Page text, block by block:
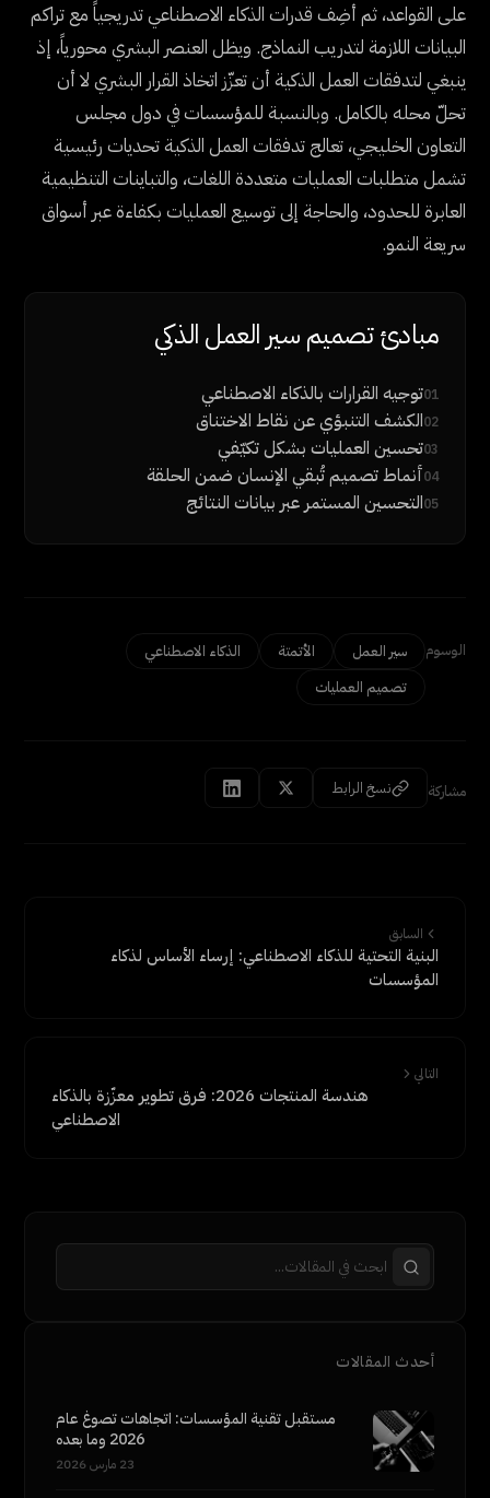
على القواعد، ثم أضِف قدرات الذكاء الاصطناعي تدريجياً مع تراكم
البيانات اللازمة لتدريب النماذج. ويظل العنصر البشري محورياً، إذ
ينبغي لتدفقات العمل الذكية أن تعزّز اتخاذ القرار البشري لا أن
تحلّ محله بالكامل. وبالنسبة للمؤسسات في دول مجلس
التعاون الخليجي، تعالج تدفقات العمل الذكية تحديات رئيسية
تشمل متطلبات العمليات متعددة اللغات، والتباينات التنظيمية
العابرة للحدود، والحاجة إلى توسيع العمليات بكفاءة عبر أسواق
سريعة النمو.
مبادئ تصميم سير العمل الذكي
01توجيه القرارات بالذكاء الاصطناعي
02الكشف التنبؤي عن نقاط الاختناق
03تحسين العمليات بشكل تكيّفي
04أنماط تصميم تُبقي الإنسان ضمن الحلقة
05التحسين المستمر عبر بيانات النتائج
الوسوم سير العمل الأتمتة
الذكاء الاصطناعي
تصميم العمليات
مشاركة نسخ الرابط
السابق
البنية التحتية للذكاء الاصطناعي: إرساء الأساس لذكاء
المؤسسات
التالي
هندسة المنتجات 2026: فرق تطوير معزّزة بالذكاء
الاصطناعي
أحدث المقالات
مستقبل تقنية المؤسسات: اتجاهات تصوغ عام
2026 وما بعده
23 مارس 2026